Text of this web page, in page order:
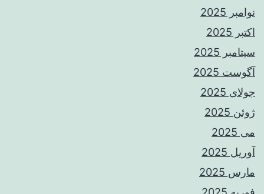
نوامبر 2025
اکتبر 2025
سپتامبر 2025
آگوست 2025
جولای 2025
ژوئن 2025
می 2025
آوریل 2025
مارس 2025